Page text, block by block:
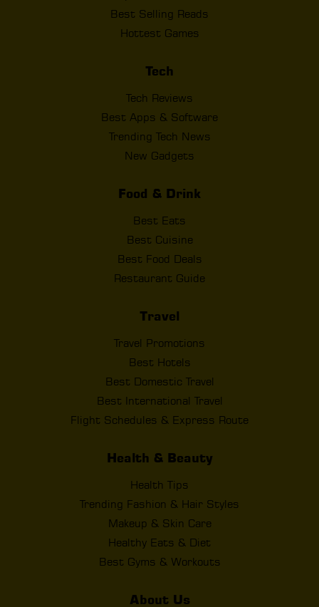
Best Selling Reads
Hottest Games
Tech
Tech Reviews
Best Apps & Software
Trending Tech News
New Gadgets
Food & Drink
Best Eats
Best Cuisine
Best Food Deals
Restaurant Guide
Travel
Travel Promotions
Best Hotels
Best Domestic Travel
Best International Travel
Flight Schedules & Express Route
Health & Beauty
Health Tips
Trending Fashion & Hair Styles
Makeup & Skin Care
Healthy Eats & Diet
Best Gyms & Workouts
About Us